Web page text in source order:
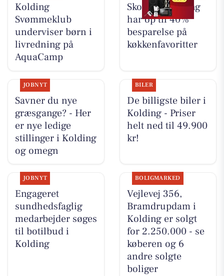
Kolding
Svømmeklub
underviser børn i
livredning på
AquaCamp
Skousen Kolding
har op til 40%
besparelse på
køkkenfavoritter
JOBNYT
Savner du nye
græsgange? - Her
er nye ledige
stillinger i Kolding
og omegn
BILER
De billigste biler i
Kolding - Priser
helt ned til 49.900
kr!
JOBNYT
Engageret
sundhedsfaglig
medarbejder søges
til botilbud i
Kolding
BOLIGMARKED
Vejlevej 356,
Bramdrupdam i
Kolding er solgt
for 2.250.000 - se
køberen og 6
andre solgte
boliger